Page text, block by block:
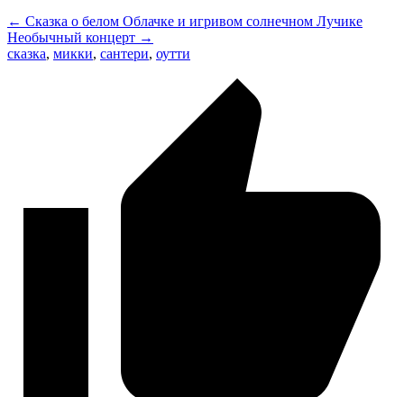
← Сказка о белом Облачке и игривом солнечном Лучике
Необычный концерт →
сказка, микки, сантери, оутти